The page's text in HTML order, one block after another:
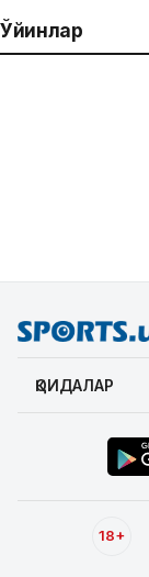
Ўйинлар
ҚОИДАЛАР
18+